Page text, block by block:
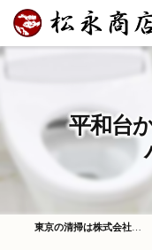
平和台
東京の清掃は株式会社松永商店